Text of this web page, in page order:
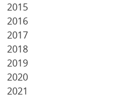
2015
2016
2017
2018
2019
2020
2021